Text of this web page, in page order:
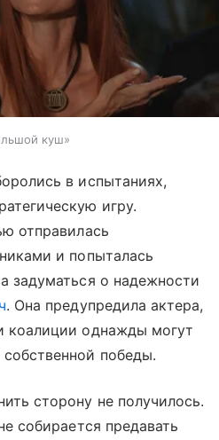
куш»
в испытаниях,
игру.
отправилась
и попыталась
задуматься о надежности
. Она предупредила актера,
коалиции однажды могут
победы.
сторону не получилось.
собирается предавать